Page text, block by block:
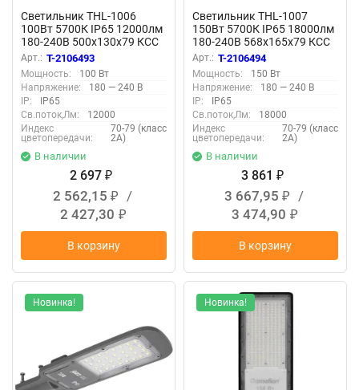
Светильник THL-1006
100Вт 5700К IP65 12000лм
180-240В 500х130х79 КСС
'Ш' 1/10 ПВ уличный
Camelion 16342
Арт.: T-2106493
Мощность:
100 Вт
Напряжение:
180 — 240 В
IP:
IP65
Св.поток,Лм:
12000
Индекс
цветопередачи:
70-79 (класс
2А)
В наличии
2 697 ₽
2 562,15 ₽
/
2 427,30 ₽
В корзину
Светильник THL-1007
150Вт 5700К IP65 18000лм
180-240В 568х165х79 КСС
'Ш' 1/5 ПВ уличный
Camelion 16343
Арт.: T-2106494
Мощность:
150 Вт
Напряжение:
180 — 240 В
IP:
IP65
Св.поток,Лм:
18000
Индекс
цветопередачи:
70-79 (класс
2А)
В наличии
3 861 ₽
3 667,95 ₽
/
3 474,90 ₽
В корзину
Новинка! Новинка!